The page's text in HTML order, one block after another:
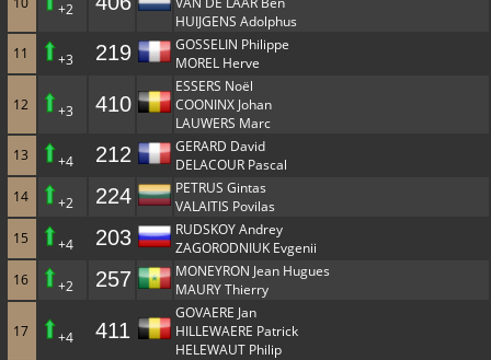
+2
HUIJGENS Adolphus
11
+3 219
GOSSELIN Philippe
MOREL Herve
12 +3 410
ESSERS Noël
COONINX Johan
LAUWERS Marc
13
+4 212
GERARD David
DELACOUR Pascal
14
+2 224
PETRUS Gintas
VALAITIS Povilas
15
+4 203
RUDSKOY Andrey
ZAGORODNIUK Evgenii
16
+2 257
MONEYRON Jean Hugues
MAURY Thierry
17 +4 411
GOVAERE Jan
HILLEWAERE Patrick
HELEWAUT Philip